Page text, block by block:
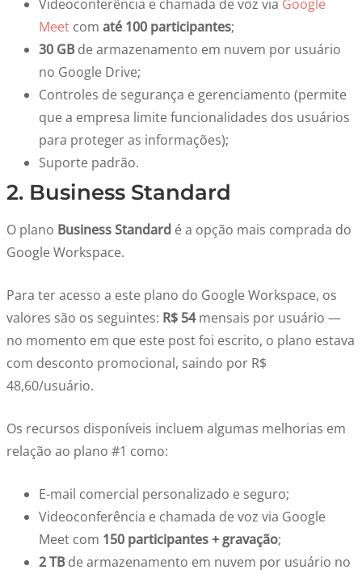
Videoconferência e chamada de voz via Google
Meet com até 100 participantes;
30 GBde armazenamento em nuvem por usuário
no Google Drive;
Controles de segurança e gerenciamento (permite
que a empresa limite funcionalidades dos usuários
para proteger as informações);
Suporte padrão.
2. Business Standard
O plano Business Standard é a opção mais comprada do
Google Workspace.
Para ter acesso a este plano do Google Workspace, os
valores são os seguintes: R$ 54mensais por usuário —
no momento em que este post foi escrito, o plano estava
com desconto promocional, saindo por R$
48,60/usuário.
Os recursos disponíveis incluem algumas melhorias em
relação ao plano #1 como:
E-mail comercial personalizado e seguro;
Videoconferência e chamada de voz via Google
Meet com 150 participantes + gravação;
2 TBde armazenamento em nuvem por usuário no